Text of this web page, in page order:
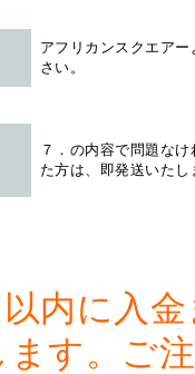
アフリカンスクエアー
さい。
７．の内容で問題な
た方は、即発送いたし
内に入
す。ご